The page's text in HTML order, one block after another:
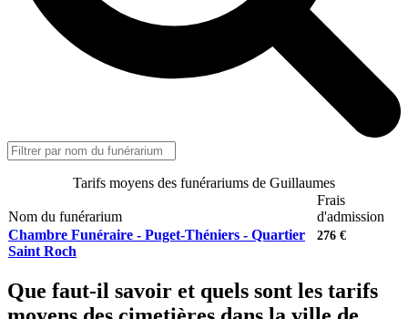
Tarifs moyens des funérariums de Guillaumes
Nom du funérarium
Frais
d'admission
Chambre Funéraire - Puget-Théniers - Quartier
Saint Roch
276 €
Que faut-il savoir et quels sont les tarifs